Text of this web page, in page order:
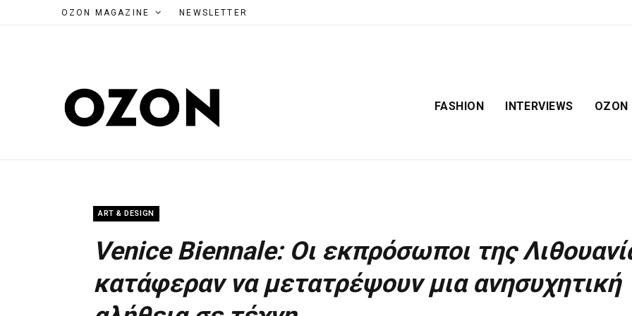
OZON MAGAZINE NEWSLETTER
FASHION INTERVIEWS OZON
ART & DESIGN
Venice Biennale: Οι εκπρόσωποι της
κατάφεραν να μετατρέψουν μια ανησυχητική